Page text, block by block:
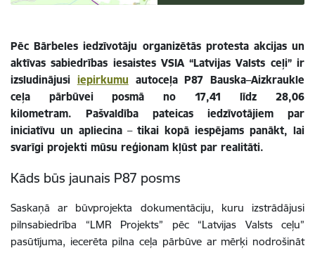
Pēc Bārbeles iedzīvotāju organizētās protesta akcijas un
aktīvas sabiedrības iesaistes VSIA “Latvijas Valsts ceļi” ir
izsludinājusi iepirkumu autoceļa P87 Bauska–Aizkraukle
ceļa pārbūvei posmā no 17,41 līdz 28,06
kilometram. Pašvaldība pateicas iedzīvotājiem par
iniciatīvu un apliecina – tikai kopā iespējams panākt, lai
svarīgi projekti mūsu reģionam kļūst par realitāti.
Kāds būs jaunais P87 posms
Saskaņā ar būvprojekta dokumentāciju, kuru izstrādājusi
pilnsabiedrība “LMR Projekts” pēc “Latvijas Valsts ceļu”
pasūtījuma, iecerēta pilna ceļa pārbūve ar mērķi nodrošināt